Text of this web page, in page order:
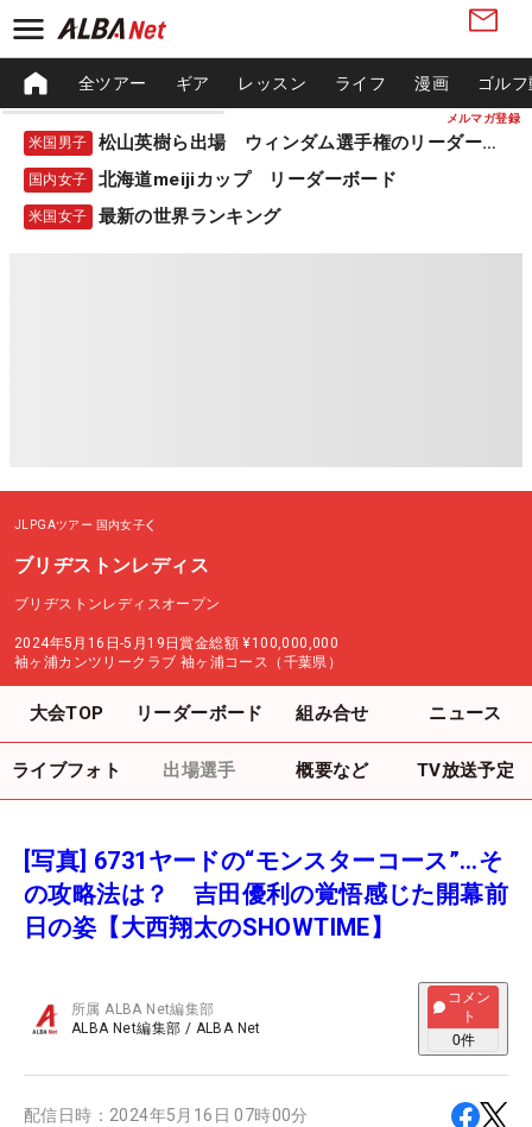
メルマガ登録
全ツアー ギア レッスン ライフ 漫画 ゴル
米国男子 松山英樹ら出場 ウィンダム選手権のリーダーボード
国内女子 北海道meijiカップ リーダーボード
米国女子 最新の世界ランキング
JLPGAツアー 国内女子
ブリヂストンレディス
ブリヂストンレディスオープン
2024年5月16日-5月19日賞金総額 ¥100,000,000
袖ヶ浦カンツリークラブ 袖ヶ浦コース（千葉県）
大会TOP リーダーボード 組み合せ ニュース
ライブフォト 出場選手 概要など TV放送予定
[写真] 6731ヤードの“モンスターコース”…そ
の攻略法は？ 吉田優利の覚悟感じた開幕前
日の姿【大西翔太のSHOWTIME】
所属ALBA Net編集部
ALBA Net編集部 / ALBA Net
コメン
ト
0件
配信日時： 2024年5月16日 07時00分